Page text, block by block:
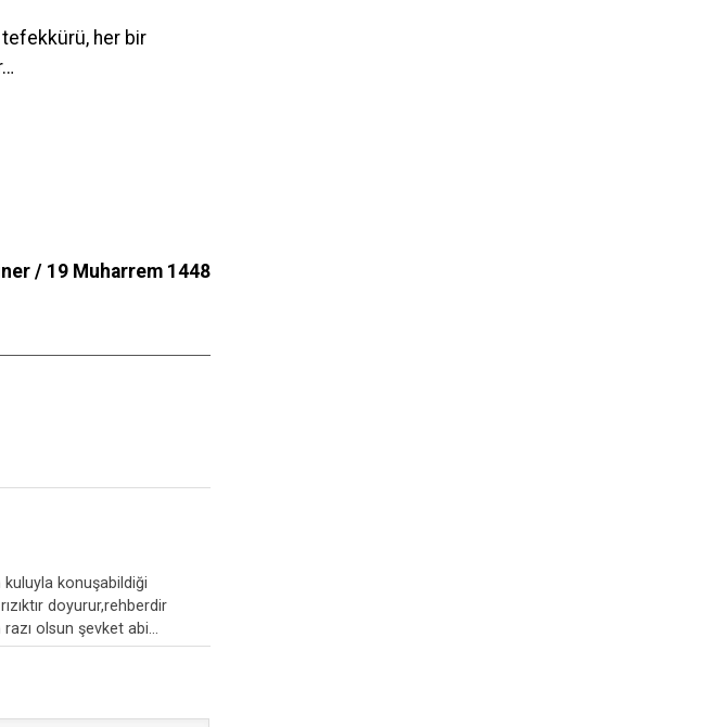
tefekkürü, her bir
/ 19 Muharrem 1448
kuluyla konuşabildiği
doyurur,rehberdir
razı olsun şevket abi...